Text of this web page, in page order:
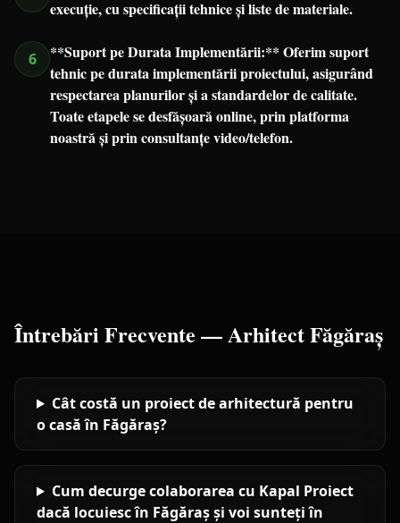
execuție, cu specificații tehnice și liste de materiale.
6
**Suport pe Durata Implementării:** Oferim suport
tehnic pe durata implementării proiectului, asigurând
respectarea planurilor și a standardelor de calitate.
Toate etapele se desfășoară online, prin platforma
noastră și prin consultanțe video/telefon.
Întrebări Frecvente —ArhitectFăgăraș
Cât costă un proiect de arhitectură pentru
o casă în Făgăraș?
Cum decurge colaborarea cu Kapal Proiect
dacă locuiesc în Făgăraș și voi sunteți în